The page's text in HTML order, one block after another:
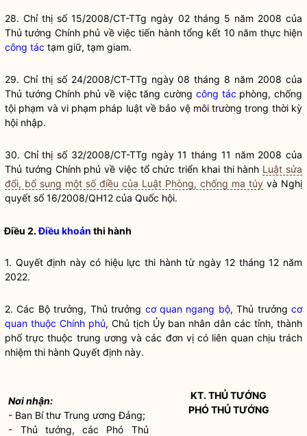
28. Chỉ thị số 15/2008/CT-TTg ngày 02 tháng 5 năm 2008 của
Thủ tướng Chính phủ về việc tiến hành tổng kết 10 năm thực hiện
công tác tạm giữ, tạm giam.
29. Chỉ thị số 24/2008/CT-TTg ngày 08 tháng 8 năm 2008 của
Thủ tướng Chính phủ về việc tăng cường công tác phòng, chống
tội phạm và vi phạm pháp luậtvề bảo vệ môi trường trong thời kỳ
hội nhập.
30. Chỉ thị số 32/2008/CT-TTg ngày 11 tháng 11 năm 2008 của
Thủ tướng Chính phủ về việc tổ chức triển khai thi hành Luật sửa
đổi, bổ sung một số điều của Luật Phòng, chống ma túy và Nghị
quyết số 16/2008/QH12 của Quốc hội.
Điều 2.Điều khoản thi hành
1. Quyết định này có hiệu lực thi hành từ ngày 12 tháng 12 năm
2022.
2. Các Bộ trưởng, Thủ trưởng cơ quan ngang bộ, Thủ trưởngcơ
quan thuộc Chính phủ, Chủ tịch Ủy ban nhân dân các tỉnh, thành
phố trực thuộc trung ương và các đơn vị có liên quan chịu trách
nhiệm thi hành Quyết định này.
Nơi nhận:
- Ban Bí thư Trung ương Đảng;
- Thủ tướng, các Phó Thủ
KT. THỦ TƯỚNG
PHÓ THỦ TƯỚNG